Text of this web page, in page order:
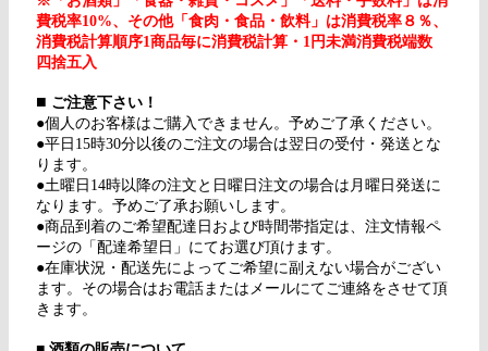
費税率10%、その他「食肉・食品・飲料」は消費税率８％、
消費税計算順序1商品毎に消費税計算・1円未満消費税端数
四捨五入
■ ご注意下さい！
●個人のお客様はご購入できません。予めご了承ください。
●平日15時30分以後のご注文の場合は翌日の受付・発送とな
ります。
●土曜日14時以降の注文と日曜日注文の場合は月曜日発送に
なります。予めご了承お願いします。
●商品到着のご希望配達日および時間帯指定は、注文情報ペ
ージの「配達希望日」にてお選び頂けます。
●在庫状況・配送先によってご希望に副えない場合がござい
ます。その場合はお電話またはメールにてご連絡をさせて頂
きます。